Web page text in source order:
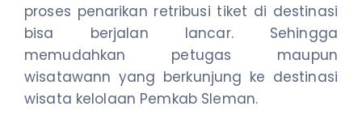
proses penarikan retribusi tiket di destinasi
bisa berjalan lancar. Sehingga
memudahkan petugas maupun
wisatawann yang berkunjung ke destinasi
wisata kelolaan Pemkab Sleman.